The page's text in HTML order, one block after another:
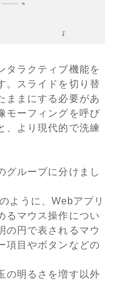
タラクティブ機能を
。スライドを切り替
ままにする必要があ
モーフィングを呼び
、より現代的で洗練
グループに分けまし
ように、Webアプリ
るマウス操作につい
の円で表されるマウ
項目やボタンなどの
の明るさを増す以外